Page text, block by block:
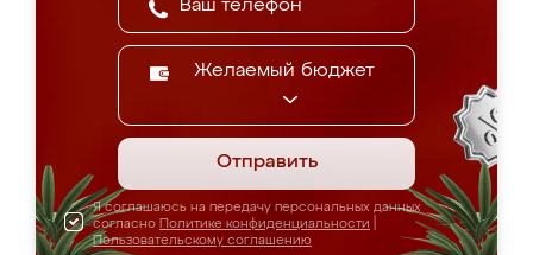
Желаемый бюджет
Отправить
Я соглашаюсь на передачу персональных данных
согласно Политике конфиденциальности
Пользовательскому соглашению